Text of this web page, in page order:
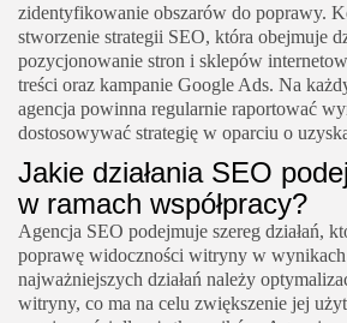
zidentyfikowanie obszarów do poprawy.
stworzenie strategii SEO, która obejmuje
pozycjonowanie stron i sklepów
treści oraz kampanie Google Ads. Na
agencja powinna regularnie raportować
dostosowywać strategię w oparciu o
Jakie działania SEO
w ramach współpracy?
Agencja SEO podejmuje szereg działań,
poprawę widoczności witryny w
najważniejszych działań należy
witryny, co ma na celu zwiększenie jej